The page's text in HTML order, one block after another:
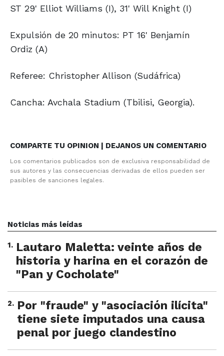
ST 29' Elliot Williams (I), 31' Will Knight (I)
Expulsión de 20 minutos: PT 16' Benjamín
Ordiz (A)
Referee: Christopher Allison (Sudáfrica)
Cancha: Avchala Stadium (Tbilisi, Georgia).
COMPARTE TU OPINION | DEJANOS UN COMENTARIO
Los comentarios publicados son de exclusiva responsabilidad de
sus autores y las consecuencias derivadas de ellos pueden ser
pasibles de sanciones legales.
Noticias más leídas
1. Lautaro Maletta: veinte años de
historia y harina en el corazón de
"Pan y Cocholate"
2. Por "fraude" y "asociación ilícita"
tiene siete imputados una causa
penal por juego clandestino